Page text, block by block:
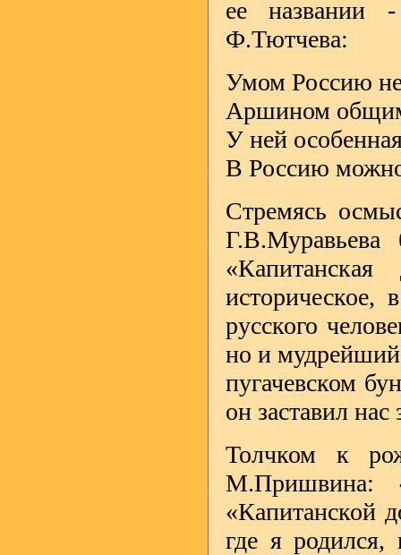
ее названии
Ф.Тютчева:
Умом Россию
Аршином
У ней
В Россию
Стремясь
историческое,
русского
но и мудрейший
пугачевском
он заставил
Толчком к
М.Пришвина:
«Капитанской
где я родился,